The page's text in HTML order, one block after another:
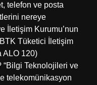
telefon ve posta
nereye
İletişim Kurumu’nun
Tüketici İletişim
ALO 120)
Teknolojileri ve
telekomünikasyon